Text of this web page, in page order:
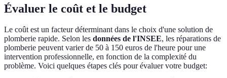
Évaluer le coût et le budget
Le coût est un facteur déterminant dans le choix d'une solution de
plomberie rapide. Selon les données de l'INSEE, les réparations de
plomberie peuvent varier de 50 à 150 euros de l'heure pour une
intervention professionnelle, en fonction de la complexité du
problème. Voici quelques étapes clés pour évaluer votre budget: